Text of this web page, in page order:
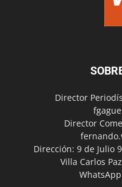
Director
Director
Dirección: 9 de Julio
Villa Carlos